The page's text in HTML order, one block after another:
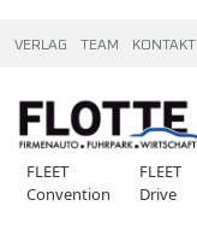
VERLAG TEAM KONTAKT
FLEET
Convention
FLEET
Drive